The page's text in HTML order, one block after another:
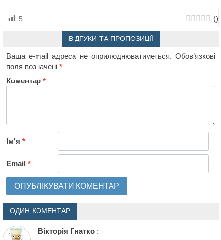
5 ()
ВІДГУКИ ТА ПРОПОЗИЦІЇ
Ваша e-mail адреса не оприлюднюватиметься. Обов’язкові
поля позначені*
Коментар*
Ім'я*
Email*
ОДИН КОМЕНТАР
Вікторія Гнатко :